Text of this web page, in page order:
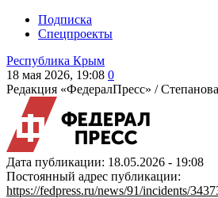
Подписка
Спецпроекты
Республика Крым
18 мая 2026, 19:08 0
Редакция «ФедералПресс» /
Дата публикации: 18.05.2026 - 19:08
Постоянный адрес публикации:
https://fedpress.ru/news/91/incidents/